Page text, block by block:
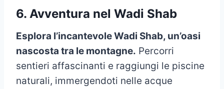
6. Avventura nel Wadi Shab
Esplora l’incantevole Wadi Shab, un’oasi
nascosta tra le montagne. Percorri
sentieri affascinanti e raggiungi le piscine
naturali, immergendoti nelle acque